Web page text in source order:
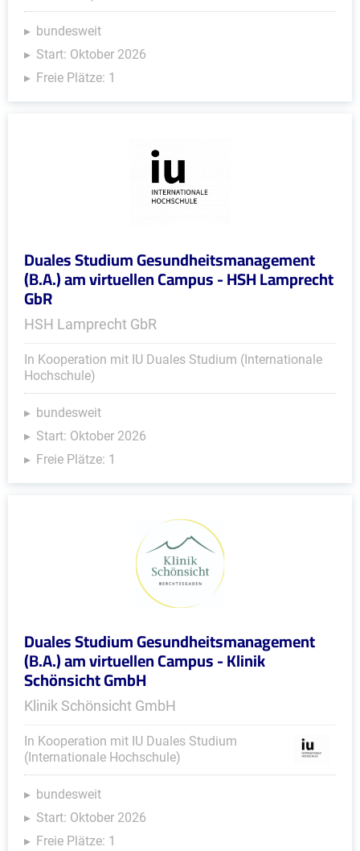
bundesweit
Start: Oktober 2026
Freie Plätze: 1
Duales Studium Gesundheitsmanagement
(B.A.) am virtuellen Campus - HSH Lamprecht
GbR
HSH Lamprecht GbR
In Kooperation mit IU Duales Studium (Internationale
Hochschule)
bundesweit
Start: Oktober 2026
Freie Plätze: 1
Duales Studium Gesundheitsmanagement
(B.A.) am virtuellen Campus - Klinik
Schönsicht GmbH
Klinik Schönsicht GmbH
In Kooperation mit IU Duales Studium
(Internationale Hochschule)
bundesweit
Start: Oktober 2026
Freie Plätze: 1